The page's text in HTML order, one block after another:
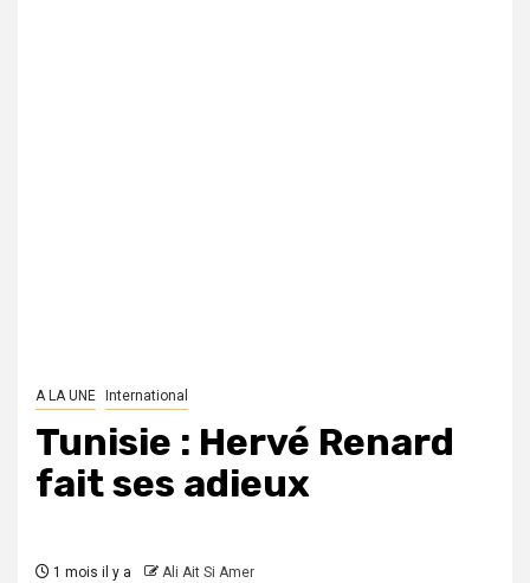
A LA UNE International
Tunisie : Hervé Renard
fait ses adieux
1 mois il y a Ali Ait Si Amer